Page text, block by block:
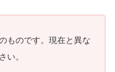
ものです。現在と異な
い。